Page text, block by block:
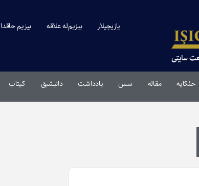
یازیچیلار بیزیم‌له علاقه بیزیم حاقدا
حئکایه مقاله‌ سس یادداشت دانیشیق کیتاب